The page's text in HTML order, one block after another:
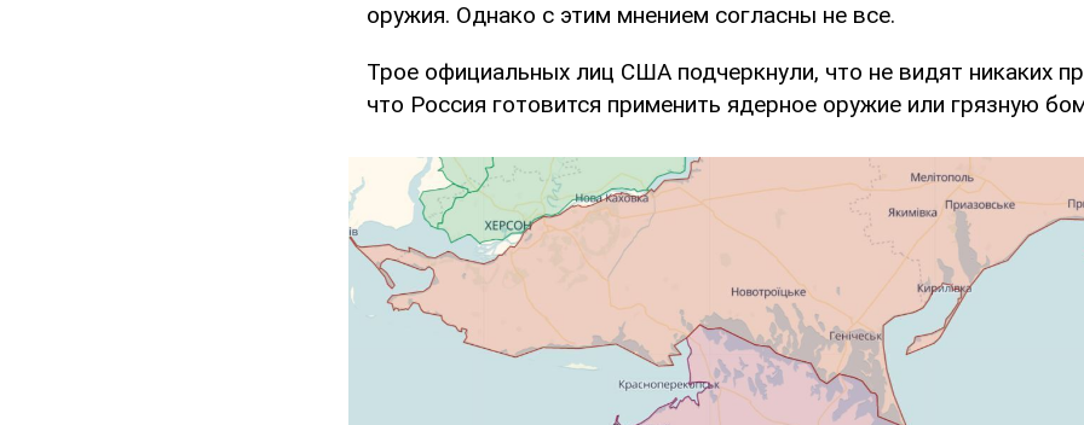
оружия. Однако с этим мнением согласны не все.
Трое официальных лиц США подчеркнули, что не видят никаких
что Россия готовится применить ядерное оружие или грязную